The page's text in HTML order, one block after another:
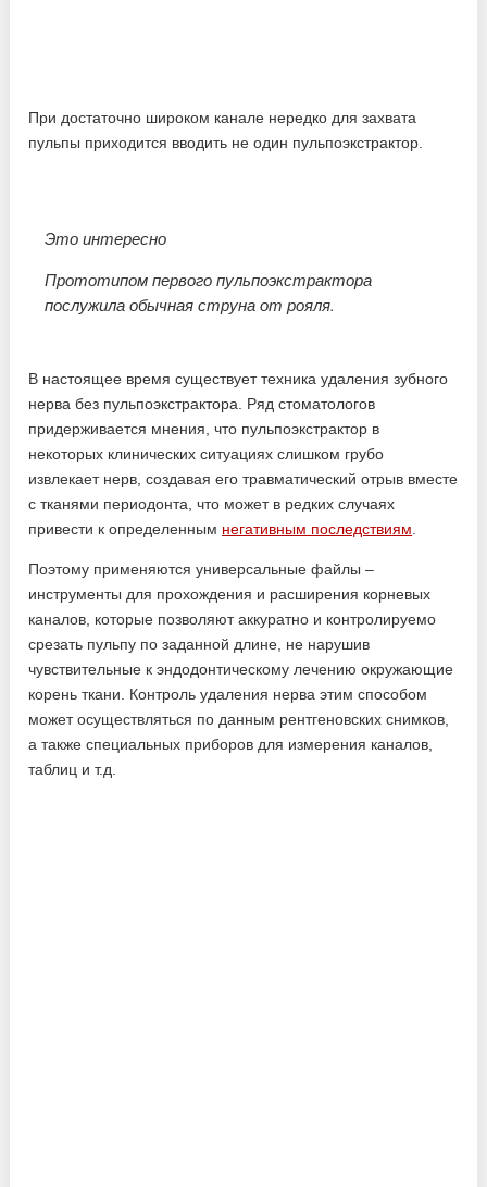
При достаточно широком канале нередко для захвата
пульпы приходится вводить не один пульпоэкстрактор.
Это интересно
Прототипом первого пульпоэкстрактора
послужила обычная струна от рояля.
В настоящее время существует техника удаления зубного
нерва без пульпоэкстрактора. Ряд стоматологов
придерживается мнения, что пульпоэкстрактор в
некоторых клинических ситуациях слишком грубо
извлекает нерв, создавая его травматический отрыв вместе
с тканями периодонта, что может в редких случаях
привести к определенным негативным последствиям
Поэтому применяются универсальные файлы –
инструменты для прохождения и расширения корневых
каналов, которые позволяют аккуратно и контролируемо
срезать пульпу по заданной длине, не нарушив
чувствительные к эндодонтическому лечению окружающие
корень ткани. Контроль удаления нерва этим способом
может осуществляться по данным рентгеновских снимков,
а также специальных приборов для измерения каналов,
таблиц и т.д.